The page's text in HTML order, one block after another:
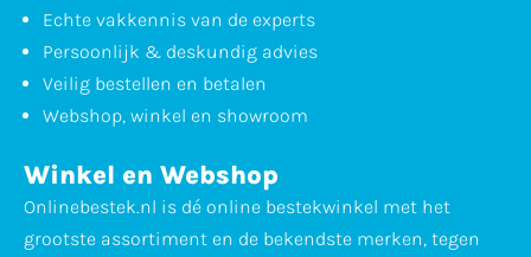
Echte vakkennis van de experts
Persoonlijk & deskundig advies
Veilig bestellen en betalen
Webshop, winkel en showroom
Winkel en Webshop
Onlinebestek.nl is dé online bestekwinkel met het
grootste assortiment en de bekendste merken, tegen